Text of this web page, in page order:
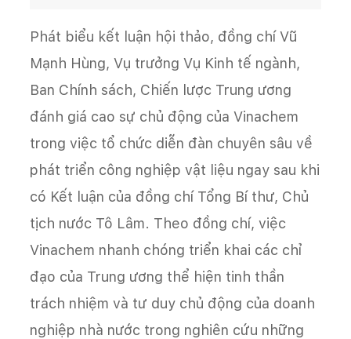
Phát biểu kết luận hội thảo, đồng chí Vũ
Mạnh Hùng, Vụ trưởng Vụ Kinh tế ngành,
Ban Chính sách, Chiến lược Trung ương
đánh giá cao sự chủ động của Vinachem
trong việc tổ chức diễn đàn chuyên sâu về
phát triển công nghiệp vật liệu ngay sau khi
có Kết luận của đồng chí Tổng Bí thư, Chủ
tịch nước Tô Lâm. Theo đồng chí, việc
Vinachem nhanh chóng triển khai các chỉ
đạo của Trung ương thể hiện tinh thần
trách nhiệm và tư duy chủ động của doanh
nghiệp nhà nước trong nghiên cứu những